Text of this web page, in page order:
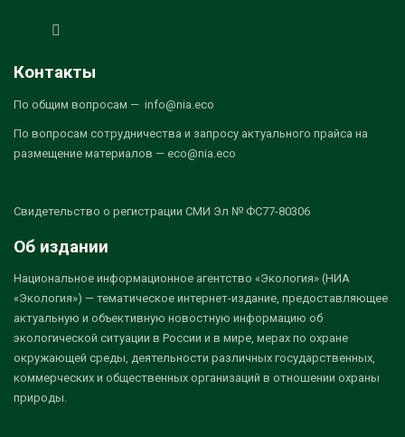
Контакты
По общим вопросам — info@nia.eco
По вопросам сотрудничества и запросу актуального прайса на
размещение материалов — eco@nia.eco
Свидетельство о регистрации СМИ Эл № ФС77-80306
Об издании
Национальное информационное агентство «Экология» (НИА
«Экология») — тематическое интернет-издание, предоставляющее
актуальную и объективную новостную информацию об
экологической ситуации в России и в мире, мерах по охране
окружающей среды, деятельности различных государственных,
коммерческих и общественных организаций в отношении охраны
природы.